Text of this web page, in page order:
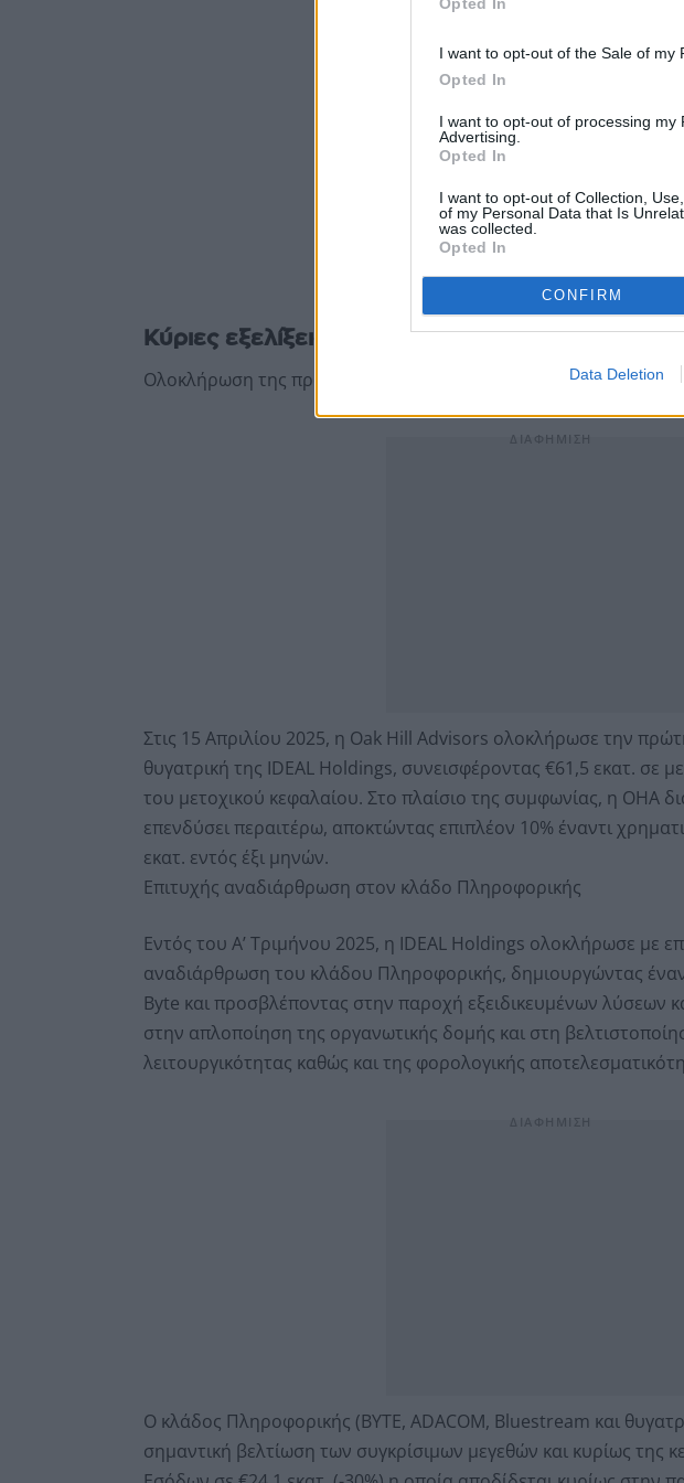
I want to opt-out of the Sale of my
Opted In
I want to opt-out of processing my
Advertising.
Opted In
I want to opt-out of Collection,
of my Personal Data that Is
was collected.
Opted In
CONFIRM
Data Deletion
Κύριες εξελίξεις – Υλοποίηση Στρατηγικής:
Ολοκλήρωση της πρώτης επένδυσης της Oak Hill Advisors στην
Στις 15 Απριλίου 2025, η Oak Hill Advisors ολοκλήρωσε την
θυγατρική της IDEAL Holdings, συνεισφέροντας €61,5 εκατ. σε
του μετοχικού κεφαλαίου. Στο πλαίσιο της συμφωνίας, η OHA
επενδύσει περαιτέρω, αποκτώντας επιπλέον 10% έναντι
εκατ. εντός έξι μηνών.
Επιτυχής αναδιάρθρωση στον κλάδο Πληροφορικής
Εντός του Α’ Τριμήνου 2025, η IDEAL Holdings ολοκλήρωσε με
αναδιάρθρωση του κλάδου Πληροφορικής, δημιουργώντας
Byte και προσβλέποντας στην παροχή εξειδικευμένων λύσεων
στην απλοποίηση της οργανωτικής δομής και στη
λειτουργικότητας καθώς και της φορολογικής
Ο κλάδος Πληροφορικής (BYTE, ADACOM, Bluestream και
σημαντική βελτίωση των συγκρίσιμων μεγεθών και κυρίως της